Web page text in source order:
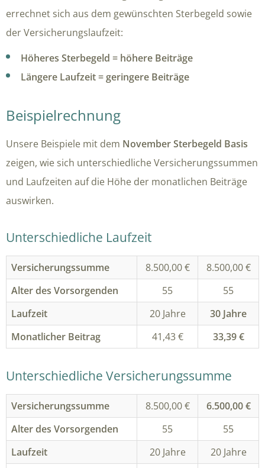
errechnet sich aus dem gewünschten Sterbegeld sowie
der Versicherungslaufzeit:
Höheres Sterbegeld = höhere Beiträge
Längere Laufzeit = geringere Beiträge
Beispielrechnung
Unsere Beispiele mit dem November Sterbegeld Basis
zeigen, wie sich unterschiedliche Versicherungssummen
und Laufzeiten auf die Höhe der monatlichen Beiträge
auswirken.
Unterschiedliche Laufzeit
Versicherungssumme 8.500,00 €
8.500,00 €
Alter des Vorsorgenden
55
55
Laufzeit
20 Jahre
30 Jahre
Monatlicher Beitrag
41,43 € 33,39 €
Unterschiedliche Versicherungssumme
Versicherungssumme 8.500,00 €
6.500,00 €
Alter des Vorsorgenden
55
55
Laufzeit
20 Jahre
20 Jahre